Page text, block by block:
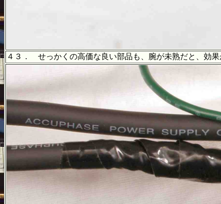
４３． せっかくの高価な良い部品も、腕が未熟だと、効